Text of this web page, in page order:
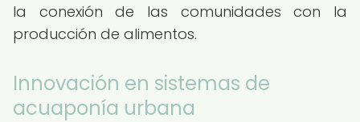
la conexión de las comunidades con la
producción de alimentos.
Innovación en sistemas de
acuaponía urbana